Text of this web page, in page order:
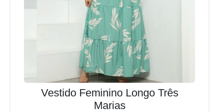
Vestido Feminino Longo Três
Marias